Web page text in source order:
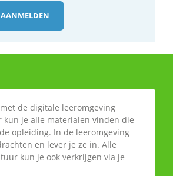
AANMELDEN
de digitale leeromgeving
kun je alle materialen vinden die
opleiding. In de leeromgeving
en lever je ze in. Alle
kun je ook verkrijgen via je